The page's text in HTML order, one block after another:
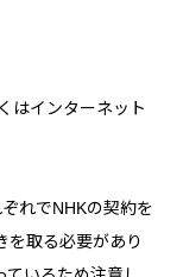
はインターネット
れでNHKの契約を
を取る必要があり